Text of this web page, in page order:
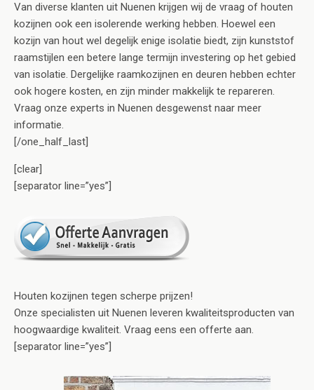
Van diverse klanten uit Nuenen krijgen wij de vraag of houten
kozijnen ook een isolerende werking hebben. Hoewel een
kozijn van hout wel degelijk enige isolatie biedt, zijn kunststof
raamstijlen een betere lange termijn investering op het gebied
van isolatie. Dergelijke raamkozijnen en deuren hebben echter
ook hogere kosten, en zijn minder makkelijk te repareren.
Vraag onze experts in Nuenen desgewenst naar meer
informatie.
[/one_half_last]
[clear]
[separator line=”yes”]
Houten kozijnen tegen scherpe prijzen!
Onze specialisten uit Nuenen leveren kwaliteitsproducten van
hoogwaardige kwaliteit. Vraag eens een offerte aan.
[separator line=”yes”]